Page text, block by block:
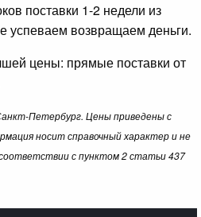
поставки 1-2 недели из
успеваем возвращаем деньги.
цены: прямые поставки от
Петербург. Цены приведены с
носит справочный характер и не
с пунктом 2 статьи 437